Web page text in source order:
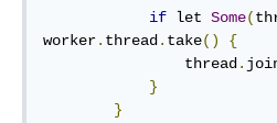
if let Some(
worker. thread . take()
{
                thread
.
}
}